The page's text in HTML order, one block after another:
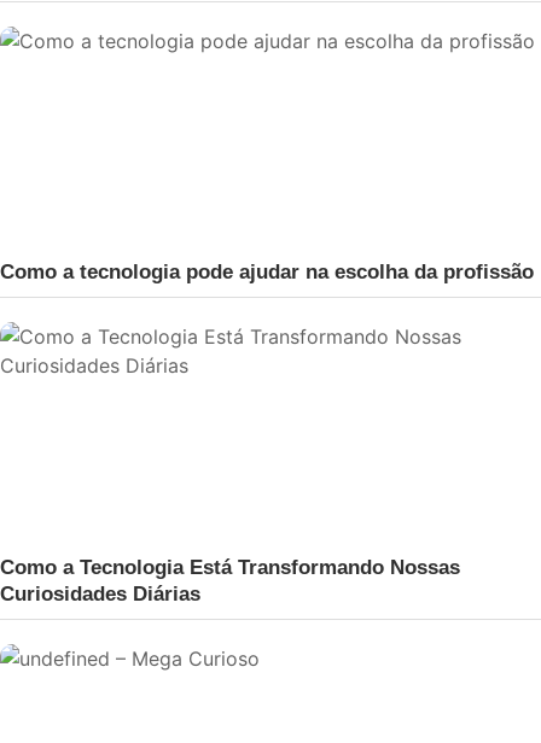
Como a tecnologia pode ajudar na escolha da profissão
Como a Tecnologia Está Transformando Nossas
Curiosidades Diárias